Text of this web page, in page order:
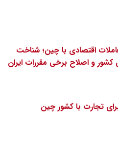
اقتصادی با چین؛ شناخت
کشور و اصلاح برخی مقررات ایران